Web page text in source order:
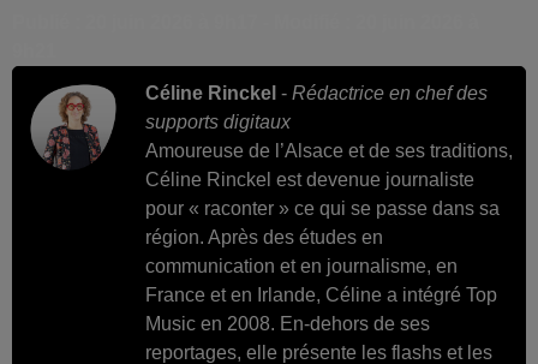
Céline Rinckel - Rédactrice en chef des
supports digitaux
Amoureuse de l’Alsace et de ses traditions,
Céline Rinckel est devenue journaliste
pour « raconter » ce qui se passe dans sa
région. Après des études en
communication et en journalisme, en
France et en Irlande, Céline a intégré Top
Music en 2008. En-dehors de ses
reportages, elle présente les flashs et les